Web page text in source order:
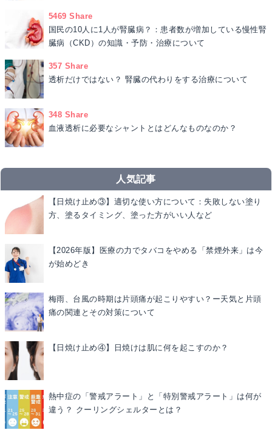
5469 Share
国民の10人に1人が腎臓病？：患者数が増加している慢性腎
臓病（CKD）の知識・予防・治療について
357 Share
透析だけではない？ 腎臓の代わりをする治療について
348 Share
血液透析に必要なシャントとはどんなものなのか？
人気記事
【日焼け止め③】適切な使い方について：失敗しない塗り
方、塗るタイミング、塗った方がいい人など
【2026年版】医療の力でタバコをやめる「禁煙外来」は今
が始めどき
梅雨、台風の時期は片頭痛が起こりやすい？ー天気と片頭
痛の関連とその対策について
【日焼け止め④】日焼けは肌に何を起こすのか？
熱中症の「警戒アラート」と「特別警戒アラート」は何が
違う？ クーリングシェルターとは？